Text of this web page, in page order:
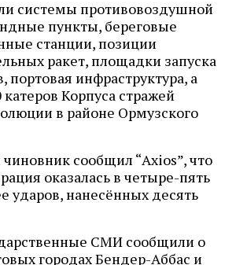
системы противовоздушной
пункты, береговые
станции, позиции
ракет, площадки запуска
портовая инфраструктура, а
Корпуса стражей
в районе Ормузского
сообщил “Axios”, что
оказалась в четыре-пять
ударов, нанесённых десять
СМИ сообщили о
городах Бендер-Аббас и